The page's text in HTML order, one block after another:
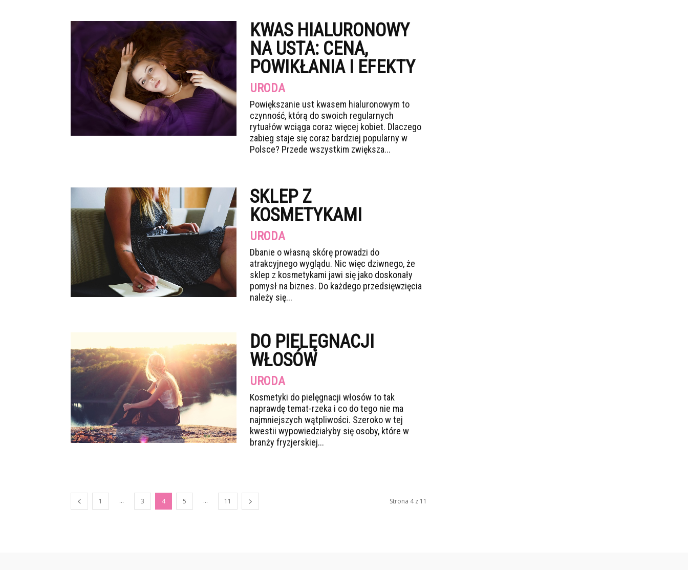
KWAS HIALURONOWY
NA USTA: CENA,
POWIKŁANIA I EFEKTY
URODA
Powiększanie ust kwasem hialuronowym to
czynność, którą do swoich regularnych
rytuałów wciąga coraz więcej kobiet. Dlaczego
zabieg staje się coraz bardziej popularny w
Polsce? Przede wszystkim zwiększa...
SKLEP Z
KOSMETYKAMI
URODA
Dbanie o własną skórę prowadzi do
atrakcyjnego wyglądu. Nic więc dziwnego, że
sklep z kosmetykami jawi się jako doskonały
pomysł na biznes. Do każdego przedsięwzięcia
należy się...
DO PIELĘGNACJI
WŁOSÓW
URODA
Kosmetyki do pielęgnacji włosów to tak
naprawdę temat-rzeka i co do tego nie ma
najmniejszych wątpliwości. Szeroko w tej
kwestii wypowiedziałyby się osoby, które w
branży fryzjerskiej...
1 ... 3 4 5 ... 11 Strona 4 z 11